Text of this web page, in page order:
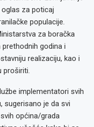
za poticaj
populacije.
za boračka
godina i
realizaciju, kao i
proširiti.
implementatori svih
sugerisano je da svi
općina/grada